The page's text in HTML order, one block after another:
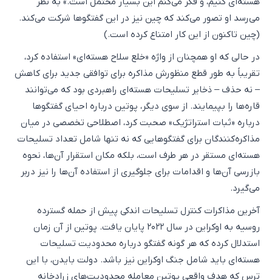
می‌رسد او تصور می‌کند که چین نیز در این گفتگوها شرکت می‌کند.
(چین تاکنون از این کار امتناع کرده است.)
در حالی که او همچنان از واژه «خلع سلاح هسته‌ای» استفاده ‌کرد،
تقریباً به طور قطع منظورش مذاکره برای توافقی جدید برای کاهش
– نه حذف – ذخایر تسلیحات هسته‌ای راهبردی بود که می‌توانند
قاره‌ها را بپیمایند. از سوی دیگر، پوتین درباره احیای گفتگوها
درباره «ثبات استراتژیک» صحبت کرد، اصطلاحی تخصصی در میان
مذاکره‌کنندگان برای گفتگوهایی که نه تنها شامل تعداد تسلیحات
هسته‌ای مستقر در هر طرف است، بلکه مکان استقرار آن‌ها، نحوه
بازرسی آن‌ها و اقدامات برای جلوگیری از استفاده آن‌ها را نیز دربر
می‌گیرد.
آخرین مذاکرات کنترل تسلیحات اندکی پیش از حمله گسترده
روسیه به اوکراین در سال ۲۰۲۲ پایان یافت. پوتین از آن زمان
استدلال کرده که هر گونه گفتگو درباره محدودیت تسلیحات
هسته‌ای باید شامل جنگ اوکراین نیز باشد. دولت بایدن، با این
ترس که هدف واقعی پوتین معامله محدودیت‌های زرادخانه